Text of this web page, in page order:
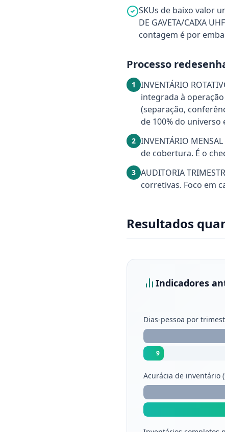
SKUs de baixo valor
DE GAVETA/CAIXA
contagem é por
Processo
1
INVENTÁRIO
integrada à
(separação,
de 100% do
2 INVENTÁRIO
de cobertura. É o
3 AUDITORIA
corretivas. Foco em
Resultados
Indicadores
Dias-pessoa por
9
Acurácia de inventário